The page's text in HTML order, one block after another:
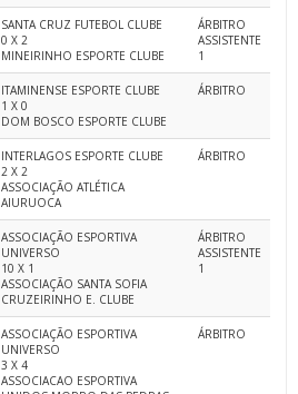
SANTA CRUZ FUTEBOL CLUBE
0 X 2
MINEIRINHO ESPORTE CLUBE
ÁRBITRO
ASSISTENTE
1
ITAMINENSE ESPORTE CLUBE
1 X 0
DOM BOSCO ESPORTE CLUBE
ÁRBITRO
INTERLAGOS ESPORTE CLUBE
2 X 2
ASSOCIAÇÃO ATLÉTICA
AIURUOCA
ÁRBITRO
ASSOCIAÇÃO ESPORTIVA
UNIVERSO
10 X 1
ASSOCIAÇÃO SANTA SOFIA
CRUZEIRINHO E. CLUBE
ÁRBITRO
ASSISTENTE
1
ASSOCIAÇÃO ESPORTIVA
UNIVERSO
3 X 4
ASSOCIACAO ESPORTIVA
ÁRBITRO